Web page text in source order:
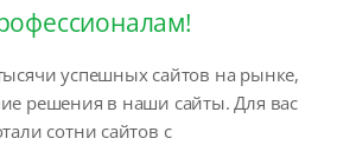
успешных сайтов на рынке,
решения в наши сайты. Для вас
сотни сайтов с